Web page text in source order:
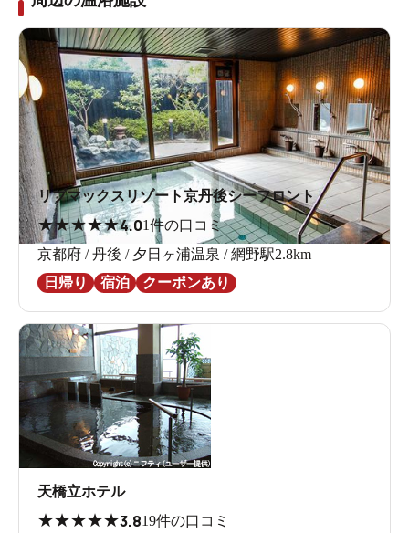
リブマックスリゾート京丹後シーフロント
★★★★★4.01件の口コミ
京都府 / 丹後 / 夕日ヶ浦温泉 / 網野駅2.8km
日帰り
宿泊 クーポンあり
天橋立ホテル
★★★★★3.819件の口コミ